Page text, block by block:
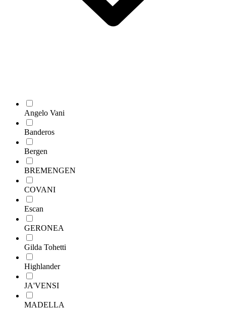
Angelo Vani
Banderos
Bergen
BREMENGEN
COVANI
Escan
GERONEA
Gilda Tohetti
Highlander
JA'VENSI
MADELLA